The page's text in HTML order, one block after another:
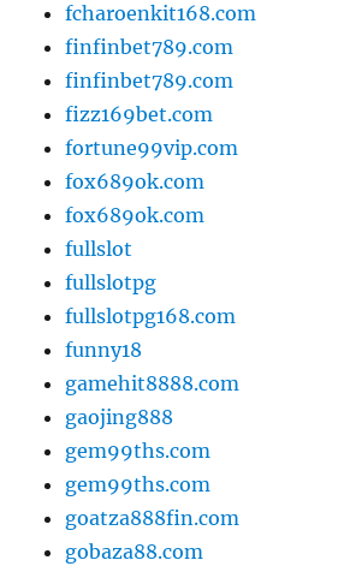
fcharoenkit168.com
finfinbet789.com
finfinbet789.com
fizz169bet.com
fortune99vip.com
fox689ok.com
fox689ok.com
fullslot
fullslotpg
fullslotpg168.com
funny18
gamehit8888.com
gaojing888
gem99ths.com
gem99ths.com
goatza888fin.com
gobaza88.com